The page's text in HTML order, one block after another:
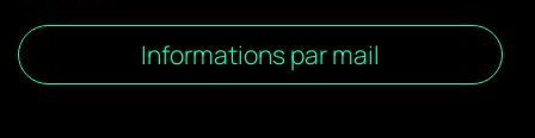
Informations par mail